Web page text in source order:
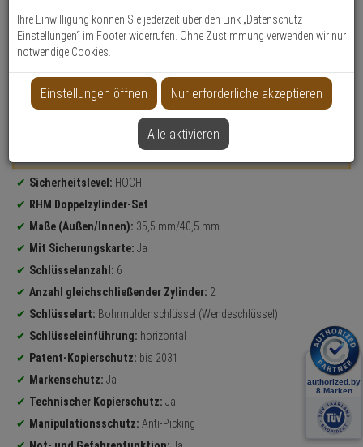
Suche
Produktmerkmale
Datenblatt drucken
Weitere Varianten...
Produktinformationen
Sicherheitslevel: HOCH
RHM Doppelzylinder-Set
Maße (Außen/Innen): 35,5 mm/40,5 mm
Mit Sicherungskarte: Ja
Schlüsselanzahl: 6
Anzahl gleichschließender Zylinder: 2
Schlüsselart: Bohrmuldenschlüssel (Wendeschlüssel)
Schlüsseleinführung: horizontal
Patent-Kopierschutz: bis 2031
Markenschutz: Ja
Technischer Kopierschutz: Ja
Manipulationsschutz: Anti-Picking
Ihre Einwilligung können Sie jederzeit über den Link „Datenschutz
Einstellungen“ im Footer widerrufen. Ohne Zustimmung verwenden wir nur
notwendige Cookies.
Einstellungen öffnen Nur erforderliche akzeptieren
Alle aktivieren